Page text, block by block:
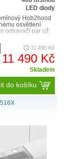
LED diody
Hob2hood
osvětlení
odsavači par už
mě..
11 490 Kč
11 490 Kč
Skladem
do košíku